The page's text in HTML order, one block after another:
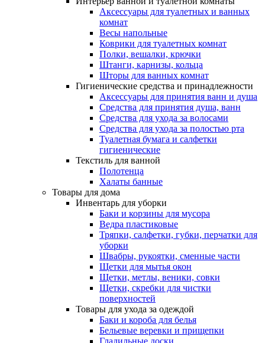
Аксессуары для туалетных и ванных
комнат
Весы напольные
Коврики для туалетных комнат
Полки, вешалки, крючки
Штанги, карнизы, кольца
Шторы для ванных комнат
Гигиенические средства и принадлежности
Аксессуары для принятия ванн и душа
Средства для принятия душа, ванн
Средства для ухода за волосами
Средства для ухода за полостью рта
Туалетная бумага и салфетки
гигиенические
Текстиль для ванной
Полотенца
Халаты банные
Товары для дома
Инвентарь для уборки
Баки и корзины для мусора
Ведра пластиковые
Тряпки, салфетки, губки, перчатки для
уборки
Швабры, рукоятки, сменные части
Щетки для мытья окон
Щетки, метлы, веники, совки
Щетки, скребки для чистки
поверхностей
Товары для ухода за одеждой
Баки и короба для белья
Бельевые веревки и прищепки
Гладильные доски